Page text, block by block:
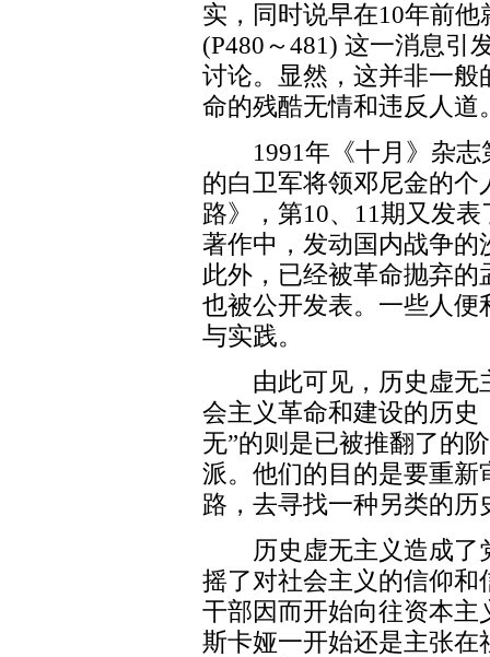
实，同时说早在10年前
(P480～481) 这一消息引
讨论。显然，这并非一
命的残酷无情和违反人道
1991年《十月》杂志
的白卫军将领邓尼金的
路》，第10、11期又发
著作中，发动国内战争
此外，已经被革命抛弃
也被公开发表。一些人
与实践。
由此可见，历史虚无
会主义革命和建设的历史
无”的则是已被推翻了的
派。他们的目的是要重
路，去寻找一种另类的历
历史虚无主义造成了
摇了对社会主义的信仰
干部因而开始向往资本主
斯卡娅一开始还是主张